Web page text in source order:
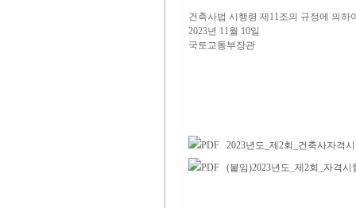
건축사법 시행령 제11조의 규정에 의
2023년 11월 10일
국토교통부장관
2023년도_제2회_건축사자격
(붙임)2023년도_제2회_자격